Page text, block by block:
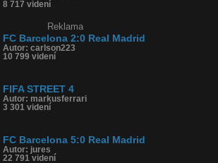
8 717 videní
Reklama
FC Barcelona 2:0 Real Madrid
Autor: carlson223
10 799 videní
FIFA STREET 4
Autor: markusferrari
3 301 videní
FC Barcelona 5:0 Real Madrid
Autor: jures
22 791 videní